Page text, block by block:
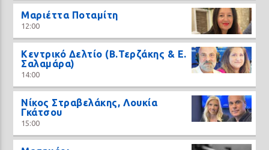
Μαριέττα Ποταμίτη
12:00
Κεντρικό Δελτίο (Β.Τερζάκης & Ε.
Σαλαμάρα)
14:00
Νίκος Στραβελάκης, Λουκία
Γκάτσου
15:00